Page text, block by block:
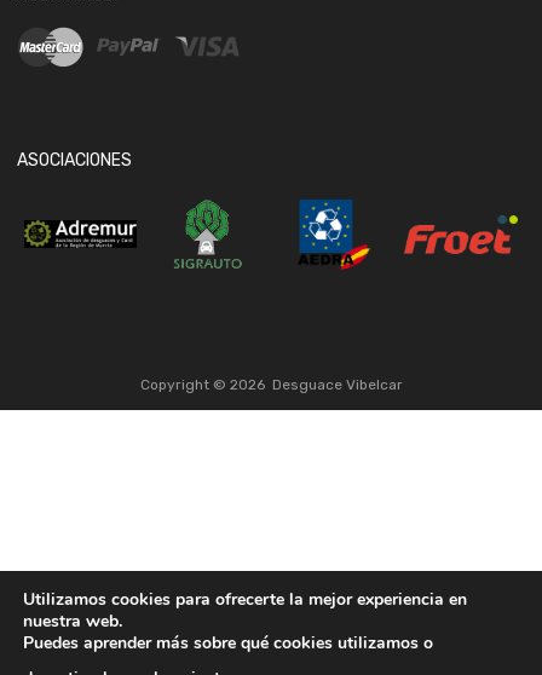
ASOCIACIONES
Copyright © 2026 Desguace Vibelcar
Utilizamos cookies para ofrecerte la mejor experiencia en
nuestra web.
Puedes aprender más sobre qué cookies utilizamos o